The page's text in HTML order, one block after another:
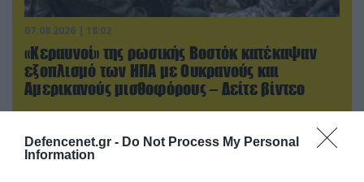
Defencenet.gr - Do Not Process My Personal
Information
07.08.2026 | 18:02
«Κεραυνοί» της ρωσικής Βοστόκ κατέκαψαν
εξοπλισμό των ΗΠΑ με Ουκρανούς και
Αμερικανούς μισθοφόρους – Δείτε βίντεο